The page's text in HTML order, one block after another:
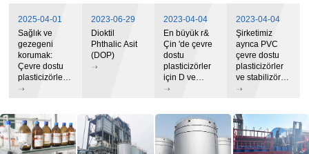
2025-04-01
Sağlık ve
gezegeni
korumak:
Çevre dostu
plasticizörler
yeşil bir
2023-06-29
Dioktil
Phthalic Asit
(DOP)
2023-04-04
En büyük r&
Çin 'de çevre
dostu
plasticizörler
için D ve
üretim üsleri
2023-04-04
Şirketimiz
ayrıca PVC
çevre dostu
plasticizörler
ve stabilizör
sistemleri